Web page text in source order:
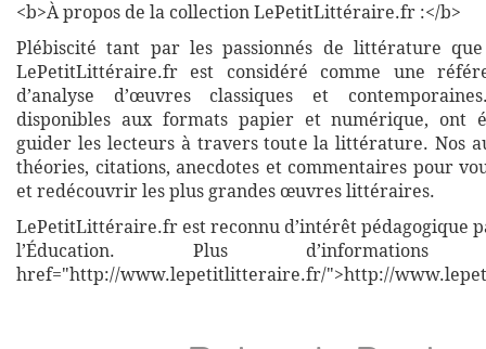
<b>À propos de la collection LePetitLittéraire.fr :</b>
Plébiscité tant par les passionnés de littérature
LePetitLittéraire.fr est considéré comme une
d’analyse d’œuvres classiques et
disponibles aux formats papier et numérique, ont
guider les lecteurs à travers toute la littérature. Nos
théories, citations, anecdotes et commentaires pour
et redécouvrir les plus grandes œuvres littéraires.
LePetitLittéraire.fr est reconnu d’intérêt pédagogique
l’Éducation. Plus
href="http://www.lepetitlitteraire.fr/">http://